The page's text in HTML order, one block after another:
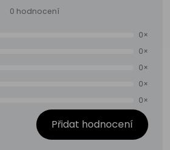
0 hodnocení
0×
0×
0×
0×
0×
Přidat hodnocení